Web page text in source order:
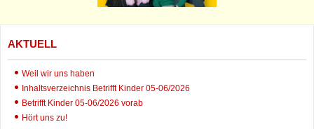
AKTUELL
Weil wir uns haben
Inhaltsverzeichnis Betrifft Kinder 05-06/2026
Betrifft Kinder 05-06/2026 vorab
Hört uns zu!